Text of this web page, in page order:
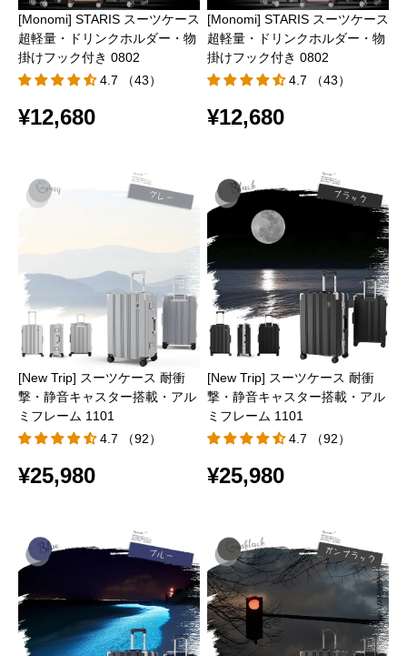
[Monomi] STARIS スーツケース
超軽量・ドリンクホルダー・物
掛けフック付き 0802
4.7 （43）
¥12,680
[Monomi] STARIS スーツケース
超軽量・ドリンクホルダー・物
掛けフック付き 0802
4.7 （43）
¥12,680
[New Trip] スーツケース 耐衝
撃・静音キャスター搭載・アル
ミフレーム 1101
4.7 （92）
¥25,980
[New Trip] スーツケース 耐衝
撃・静音キャスター搭載・アル
ミフレーム 1101
4.7 （92）
¥25,980